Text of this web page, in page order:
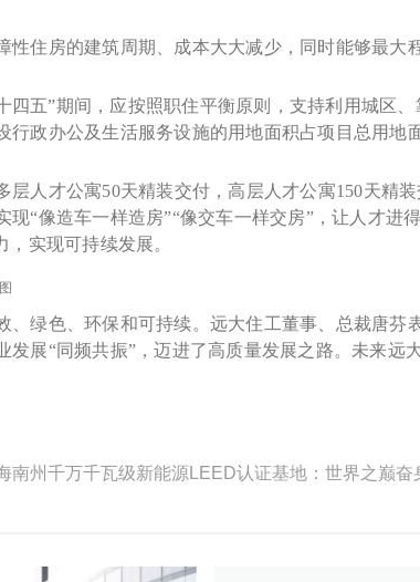
住房的建筑周期、成本大大减少，同时能够最大
五”期间，应按照职住平衡原则，支持利用城区、
政办公及生活服务设施的用地面积占项目总用地
人才公寓50天精装交付，高层人才公寓150天精
“像造车一样造房”“像交车一样交房”，让人才进
实现可持续发展。
绿色、环保和可持续。远大住工董事、总裁唐芬
展“同频共振”，迈进了高质量发展之路。未来远